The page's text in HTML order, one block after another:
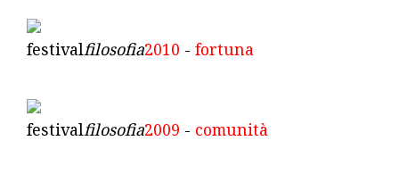
festivalfilosofia2010 - fortuna
festivalfilosofia2009 - comunità